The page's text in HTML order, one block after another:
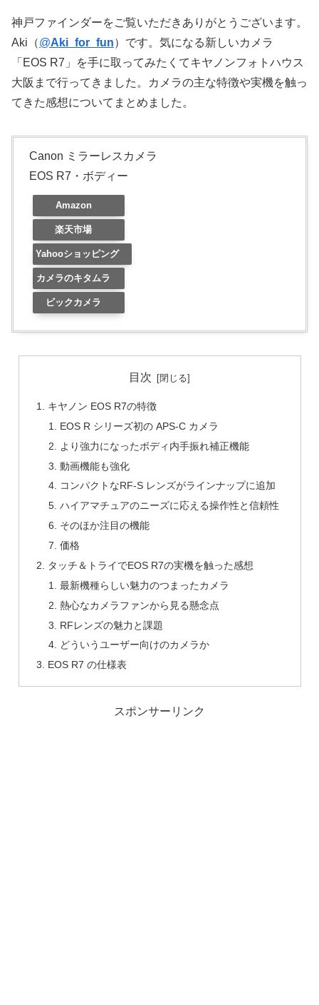
神戸ファインダーをご覧いただきありがとうございます。
Aki（@Aki_for_fun）です。気になる新しいカメラ
「EOS R7」を手に取ってみたくてキヤノンフォトハウス
大阪まで行ってきました。カメラの主な特徴や実機を触っ
てきた感想についてまとめました。
Canon ミラーレスカメラ
EOS R7・ボディー
Amazon
楽天市場
Yahooショッピング
カメラのキタムラ
ビックカメラ
目次
キヤノン EOS R7の特徴
EOS R シリーズ初の APS-C カメラ
より強力になったボディ内手振れ補正機能
動画機能も強化
コンパクトなRF-S レンズがラインナップに追加
ハイアマチュアのニーズに応える操作性と信頼性
そのほか注目の機能
価格
タッチ＆トライでEOS R7の実機を触った感想
最新機種らしい魅力のつまったカメラ
熱心なカメラファンから見る懸念点
RFレンズの魅力と課題
どういうユーザー向けのカメラか
EOS R7 の仕様表
スポンサーリンク